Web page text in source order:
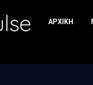
ΑΡΧΙΚΉ